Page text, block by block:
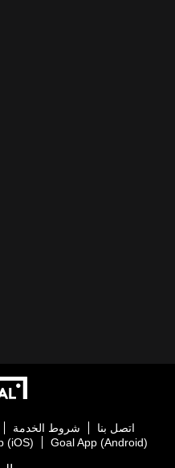
اتصل بنا شروط الخدمة
Goal App (Android)
(iOS)